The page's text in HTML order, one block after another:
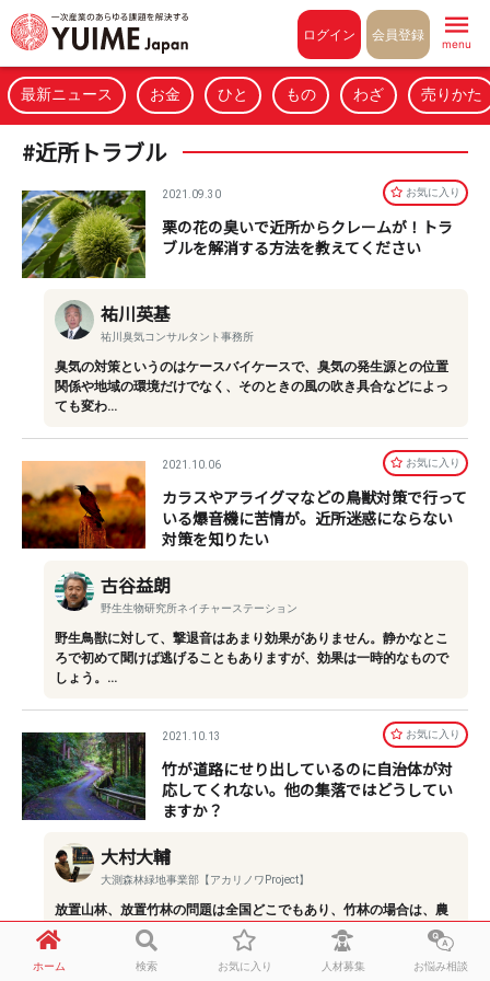
ログイン 会員登録
menu
最新ニュース お金 ひと もの わざ 売りかた
#近所トラブル
2021.09.30 お気に⼊り
栗の花の臭いで近所からクレームが！トラ
ブルを解消する方法を教えてください
祐川英基
祐川臭気コンサルタント事務所
臭気の対策というのはケースバイケースで、臭気の発生源との位置
関係や地域の環境だけでなく、そのときの風の吹き具合などによっ
ても変わ…
2021.10.06 お気に⼊り
カラスやアライグマなどの鳥獣対策で行って
いる爆音機に苦情が。近所迷惑にならない
対策を知りたい
古谷益朗
野生生物研究所ネイチャーステーション
野生鳥獣に対して、撃退音はあまり効果がありません。静かなとこ
ろで初めて聞けば逃げることもありますが、効果は一時的なもので
しょう。…
2021.10.13 お気に⼊り
竹が道路にせり出しているのに自治体が対
応してくれない。他の集落ではどうしてい
ますか？
大村大輔
大測森林緑地事業部【アカリノワProject】
放置山林、放置竹林の問題は全国どこでもあり、竹林の場合は、農
地法が絡んでくるので、行政が手を出しにくい状態です。僕らが静
岡県で、…
ホーム 検索 お気に入り 人材募集 お悩み相談